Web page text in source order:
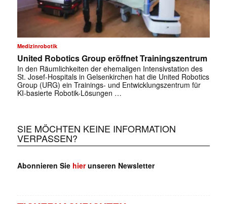
Medizinrobotik
United Robotics Group eröffnet Trainingszentrum
In den Räumlichkeiten der ehemaligen Intensivstation des
St. Josef-Hospitals in Gelsenkirchen hat die United Robotics
Group (URG) ein Trainings- und Entwicklungszentrum für
KI-basierte Robotik-Lösungen …
SIE MÖCHTEN KEINE INFORMATION
VERPASSEN?
Abonnieren Sie hierunseren Newsletter